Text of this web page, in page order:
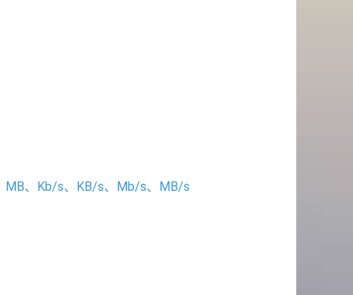
MB、Kb/s、KB/s、Mb/s、MB/s